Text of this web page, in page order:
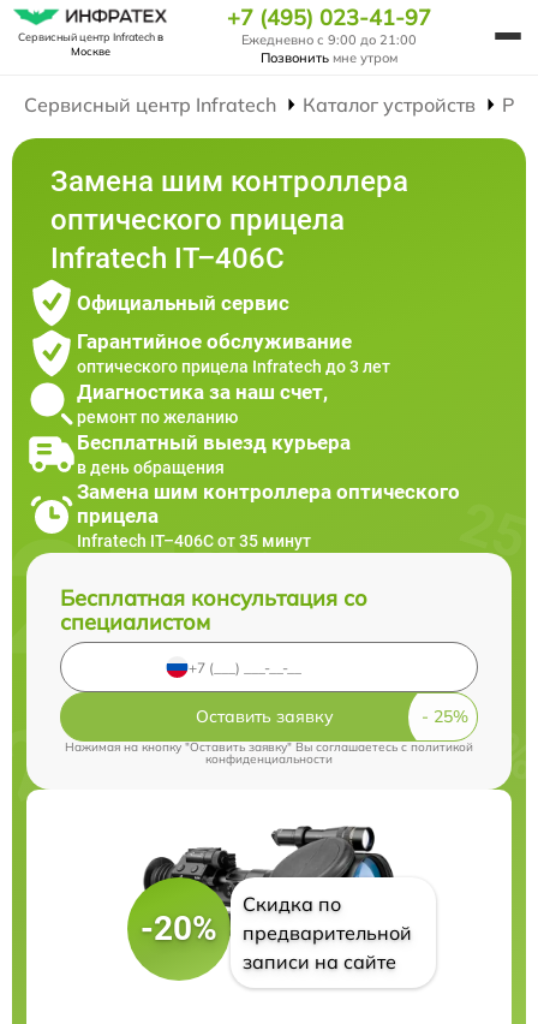
Сервисный центр Infratechв
Москве
+7 (495) 023-41-97
Ежедневно с 9:00 до 21:00
Позвонить мне утром
Сервисный центр Infratech Каталог устройств
Замена шим контроллера
оптического прицела
Infratech IT–406С
Официальный сервис
Гарантийное обслуживание
оптического прицела Infratech до 3 лет
Диагностика за наш счет,
ремонт по желанию
Бесплатный выезд курьера
в день обращения
Замена шим контроллера оптического
прицела
Infratech IT–406С от 35 минут
Бесплатная консультация со
специалистом
Оставить заявку
Нажимая на кнопку "Оставить заявку" Вы соглашаетесь cполитикой
конфиденциальности
-20%
Скидка по
предварительной
записи на сайте